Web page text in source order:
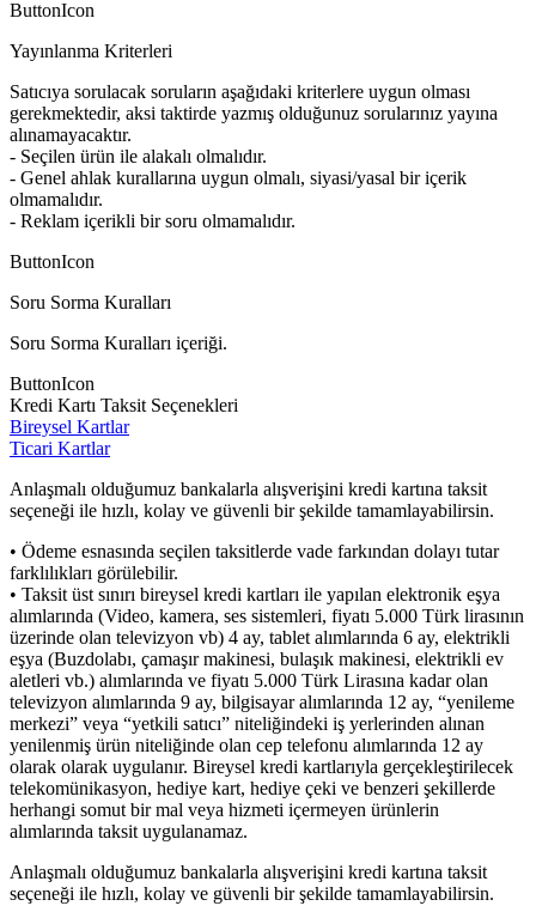
ButtonIcon
Yayınlanma Kriterleri
Satıcıya sorulacak soruların aşağıdaki kriterlere uygun olması
gerekmektedir, aksi taktirde yazmış olduğunuz sorularınız yayına
alınamayacaktır.
- Seçilen ürün ile alakalı olmalıdır.
- Genel ahlak kurallarına uygun olmalı, siyasi/yasal bir içerik
olmamalıdır.
- Reklam içerikli bir soru olmamalıdır.
ButtonIcon
Soru Sorma Kuralları
Soru Sorma Kuralları içeriği.
ButtonIcon
Kredi Kartı Taksit Seçenekleri
Bireysel Kartlar
Ticari Kartlar
Anlaşmalı olduğumuz bankalarla alışverişini kredi kartına taksit
seçeneği ile hızlı, kolay ve güvenli bir şekilde tamamlayabilirsin.
• Ödeme esnasında seçilen taksitlerde vade farkından dolayı tutar
farklılıkları görülebilir.
• Taksit üst sınırı bireysel kredi kartları ile yapılan elektronik eşya
alımlarında (Video, kamera, ses sistemleri, fiyatı 5.000 Türk lirasının
üzerinde olan televizyon vb) 4 ay, tablet alımlarında 6 ay, elektrikli
eşya (Buzdolabı, çamaşır makinesi, bulaşık makinesi, elektrikli ev
aletleri vb.) alımlarında ve fiyatı 5.000 Türk Lirasına kadar olan
televizyon alımlarında 9 ay, bilgisayar alımlarında 12 ay, “yenileme
merkezi” veya “yetkili satıcı” niteliğindeki iş yerlerinden alınan
yenilenmiş ürün niteliğinde olan cep telefonu alımlarında 12 ay
olarak olarak uygulanır. Bireysel kredi kartlarıyla gerçekleştirilecek
telekomünikasyon, hediye kart, hediye çeki ve benzeri şekillerde
herhangi somut bir mal veya hizmeti içermeyen ürünlerin
alımlarında taksit uygulanamaz.
Anlaşmalı olduğumuz bankalarla alışverişini kredi kartına taksit
seçeneği ile hızlı, kolay ve güvenli bir şekilde tamamlayabilirsin.